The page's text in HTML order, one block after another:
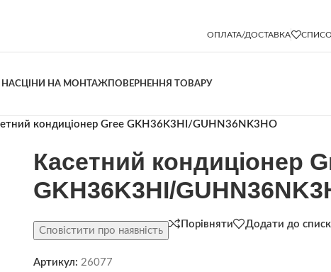
ОПЛАТА/ДОСТАВКА
НАСЦІНИ НА МОНТАЖПОВЕРНЕННЯ ТОВАРУ
кондиціонер Gree GKH36K3HI/GUHN36NK3HO
Касетний кондиціонер
GKH36K3HI/
Сповістити про наявність
Порівняти Додати до
Артикул: 26077